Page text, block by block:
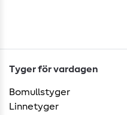
Tyger för vardagen
Bomullstyger
Linnetyger